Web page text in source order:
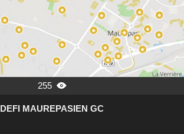
255 
DEFI MAUREPASIEN GC